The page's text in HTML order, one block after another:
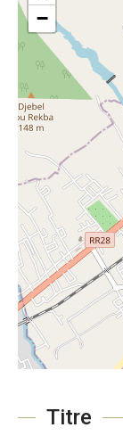
−
Titre